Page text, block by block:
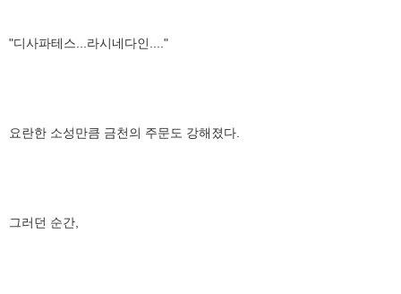
"디사파테스...라시네다인...."
요란한 소성만큼 금천의 주문도 강해졌다.
그러던 순간,